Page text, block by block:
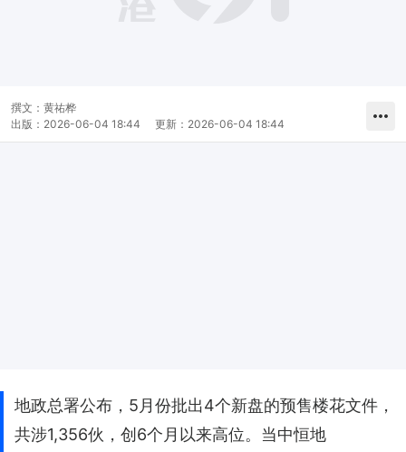
撰文： 黄祐桦
出版： 2026-06-04 18:44 更新： 2026-06-04 18:44
地政总署公布，5月份批出4个新盘的预售楼花文件，
共涉1,356伙，创6个月以来高位。当中恒地